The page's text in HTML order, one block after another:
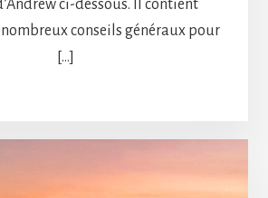
ci-dessous. Il contient
conseils généraux pour
[…]